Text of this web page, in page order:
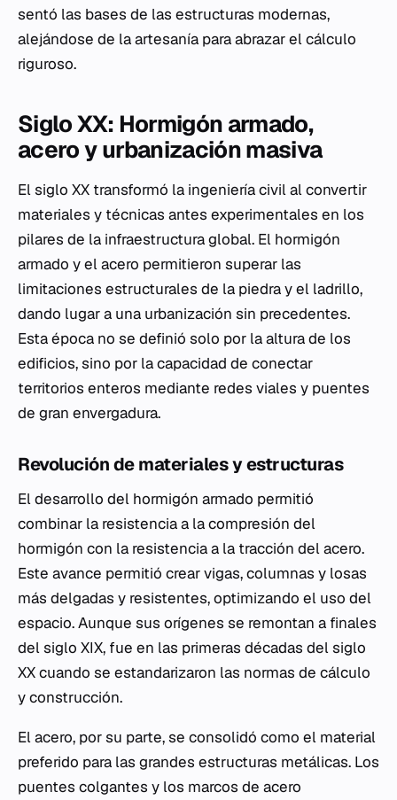
sentó las bases de las estructuras modernas,
alejándose de la artesanía para abrazar el cálculo
riguroso.
Siglo XX: Hormigón armado,
acero y urbanización masiva
El siglo XX transformó la ingeniería civil al convertir
materiales y técnicas antes experimentales en los
pilares de la infraestructura global. El hormigón
armado y el acero permitieron superar las
limitaciones estructurales de la piedra y el ladrillo,
dando lugar a una urbanización sin precedentes.
Esta época no se definió solo por la altura de los
edificios, sino por la capacidad de conectar
territorios enteros mediante redes viales y puentes
de gran envergadura.
Revolución de materiales y estructuras
El desarrollo del hormigón armado permitió
combinar la resistencia a la compresión del
hormigón con la resistencia a la tracción del acero.
Este avance permitió crear vigas, columnas y losas
más delgadas y resistentes, optimizando el uso del
espacio. Aunque sus orígenes se remontan a finales
del siglo XIX, fue en las primeras décadas del siglo
XX cuando se estandarizaron las normas de cálculo
y construcción.
El acero, por su parte, se consolidó como el material
preferido para las grandes estructuras metálicas. Los
puentes colgantes y los marcos de acero